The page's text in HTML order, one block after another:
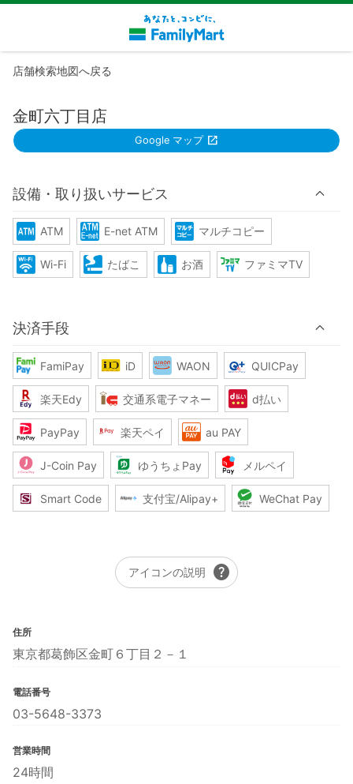
店舗検索地図へ戻る
金町六丁目店
Google マップ
設備・取り扱いサービス
ATM E-net ATM マルチコピー
Wi-Fi たばこ お酒 ファミマTV
決済手段
FamiPay iD WAON QUICPay
楽天Edy 交通系電子マネー d払い
PayPay 楽天ペイ au PAY
J-Coin Pay ゆうちょPay メルペイ
Smart Code 支付宝/Alipay+ WeChat Pay
アイコンの説明 help
住所
東京都葛飾区金町６丁目２－１
電話番号
03-5648-3373
営業時間
24時間